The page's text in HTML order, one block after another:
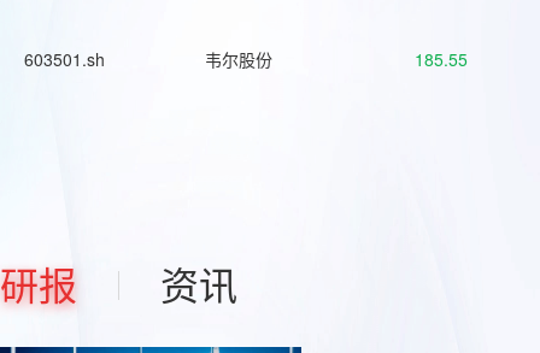
603501.sh 韦尔股份 185.55
研报 资讯